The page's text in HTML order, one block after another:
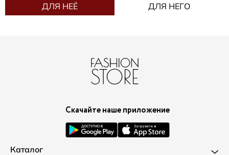
ДЛЯ НЕЁ ДЛЯ НЕГО
Скачайте наше приложение
Каталог